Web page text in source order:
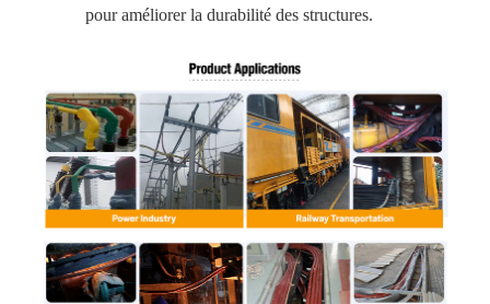
pour améliorer la durabilité des structures.